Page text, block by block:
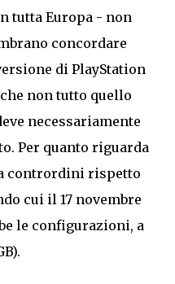
tutta Europa - non
concordare
di PlayStation
non tutto quello
necessariamente
Per quanto riguarda
contrordini rispetto
cui il 17 novembre
le configurazioni, a